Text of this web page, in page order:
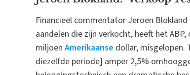
Financieel commentator Jeroen
aandelen die zijn verkocht, heeft het
miljoenAmerikaanse dollar, misgelopen.
diezelfde periode] amper 2,5%